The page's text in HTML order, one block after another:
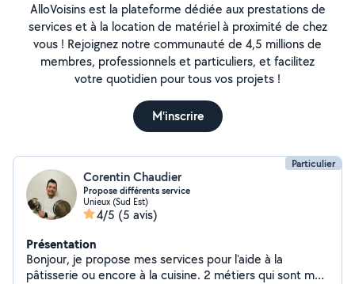
AlloVoisins est la plateforme dédiée aux prestations de
services et à la location de matériel à proximité de chez
vous ! Rejoignez notre communauté de 4,5 millions de
membres, professionnels et particuliers, et facilitez
votre quotidien pour tous vos projets !
M'inscrire
Particulier
Corentin Chaudier
Propose différents service
Unieux (Sud Est)
4/5 (5 avis)
Présentation
Bonjour, je propose mes services pour l'aide à la
pâtisserie ou encore à la cuisine. 2 métiers qui sont mes